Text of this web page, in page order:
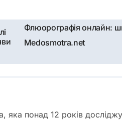
Флюорографія онлайн:
Medosmotra.net
яка понад 12 років